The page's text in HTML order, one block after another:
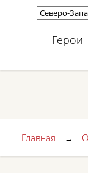
Герои
Главная →